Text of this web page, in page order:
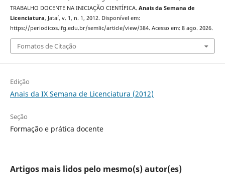
TRABALHO DOCENTE NA INICIAÇÃO CIENTÍFICA. Anais da Semana de
Licenciatura, Jataí, v. 1, n. 1, 2012. Disponível em:
https://periodicos.ifg.edu.br/semlic/article/view/384. Acesso em: 8 ago. 2026.
Fomatos de Citação
Edição
Anais da IX Semana de Licenciatura (2012)
Seção
Formação e prática docente
Artigos mais lidos pelo mesmo(s) autor(es)